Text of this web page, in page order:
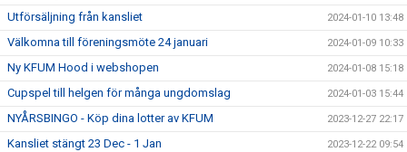
Utförsäljning från kansliet 2024-01-10 13:48
Välkomna till föreningsmöte 24 januari 2024-01-09 10:33
Ny KFUM Hood i webshopen 2024-01-08 15:18
Cupspel till helgen för många ungdomslag 2024-01-03 15:44
NYÅRSBINGO - Köp dina lotter av KFUM 2023-12-27 22:17
Kansliet stängt 23 Dec - 1 Jan 2023-12-22 09:54